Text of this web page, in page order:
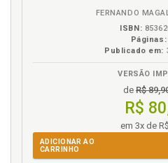
propriedade rural, p. 31
Termo de
Termo de
Ambiental. APP em Áreas
Termo de
FERNANDO
ISBN:
Páginas:
Publicado em:
VERSÃO
de R$
R$
em 3x de
ADICIONAR AO
CARRINHO